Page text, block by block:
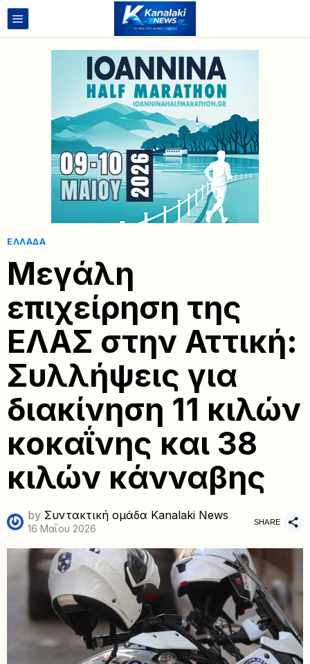
ΕΛΛΆΔΑ
Μεγάλη
επιχείρηση της
ΕΛΑΣ στην Αττική:
Συλλήψεις για
διακίνηση 11 κιλών
κοκαΐνης και 38
κιλών κάνναβης
by Συντακτική ομάδα Kanalaki News
16 Μαΐου 2026
SHARE